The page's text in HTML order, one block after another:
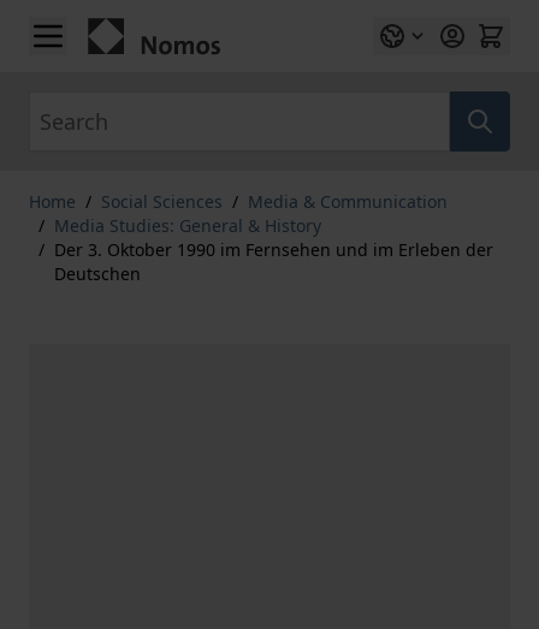
Skip to Content
Home / Social Sciences / Media & Communication
/ Media Studies: General & History
/ Der 3. Oktober 1990 im Fernsehen und im Erleben der
Deutschen